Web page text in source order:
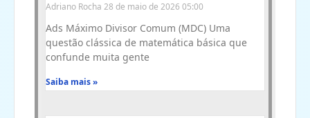
Adriano Rocha 28 de maio de 2026 05:00
Ads Máximo Divisor Comum (MDC) Uma
questão clássica de matemática básica que
confunde muita gente
Saiba mais »